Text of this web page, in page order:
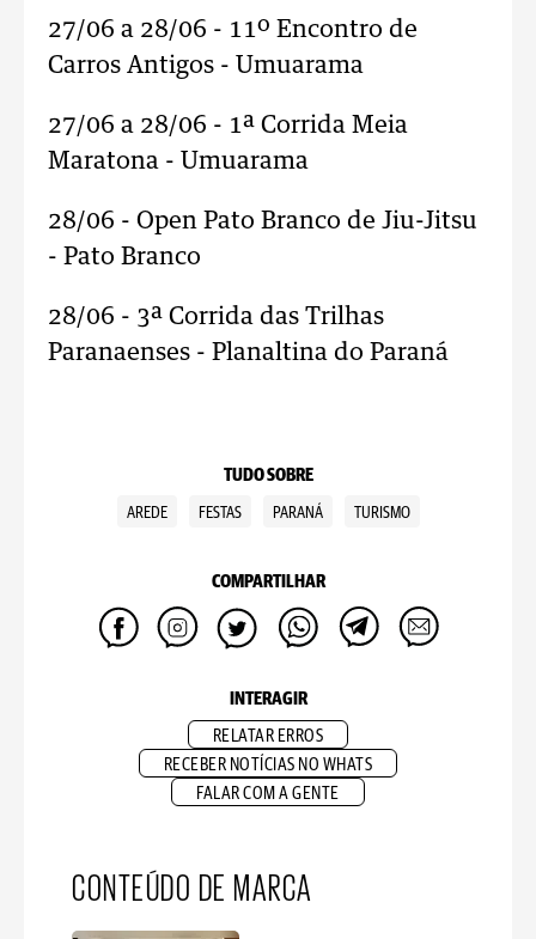
27/06 a 28/06 - 11º Encontro de
Carros Antigos - Umuarama
27/06 a 28/06 - 1ª Corrida Meia
Maratona - Umuarama
28/06 - Open Pato Branco de Jiu-Jitsu
- Pato Branco
28/06 - 3ª Corrida das Trilhas
Paranaenses - Planaltina do Paraná
TUDO SOBRE
AREDE FESTAS PARANÁ TURISMO
COMPARTILHAR
INTERAGIR
RELATAR ERROS
RECEBER NOTÍCIAS NO WHATS
FALAR COM A GENTE
CONTEÚDO DE MARCA